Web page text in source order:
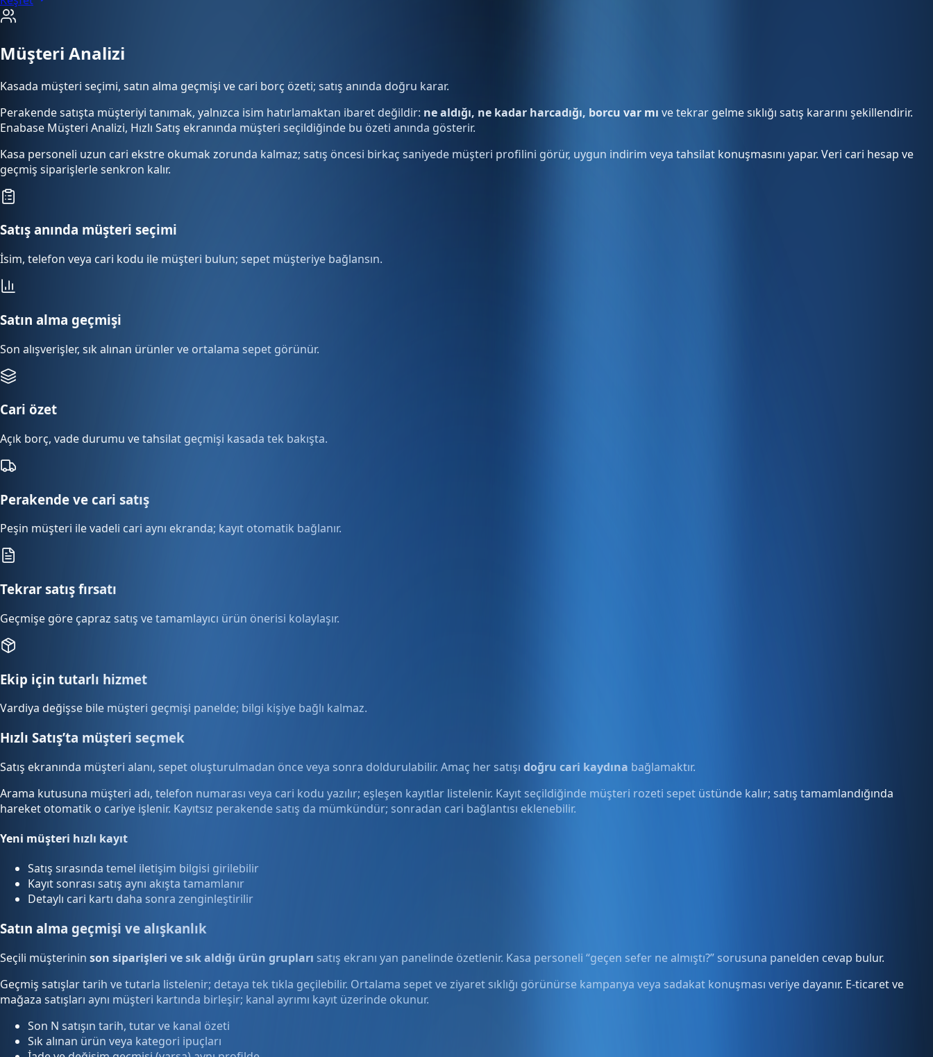
Müşteri Analizi
Kasada müşteri seçimi, satın alma geçmişi ve cari borç özeti; satış anında doğru karar.
Perakende satışta müşteriyi tanımak, yalnızca isim hatırlamaktan ibaret değildir: ne aldığı, ne kadar harcadığı, borcu var mı ve tekrar gelme sıklığı satış kararını şekillendirir.
Enabase Müşteri Analizi, Hızlı Satış ekranında müşteri seçildiğinde bu özeti anında gösterir.
Kasa personeli uzun cari ekstre okumak zorunda kalmaz; satış öncesi birkaç saniyede müşteri profilini görür, uygun indirim veya tahsilat konuşmasını yapar. Veri cari hesap ve
geçmiş siparişlerle senkron kalır.
Satış anında müşteri seçimi
İsim, telefon veya cari kodu ile müşteri bulun; sepet müşteriye bağlansın.
Satın alma geçmişi
Son alışverişler, sık alınan ürünler ve ortalama sepet görünür.
Cari özet
Açık borç, vade durumu ve tahsilat geçmişi kasada tek bakışta.
Perakende ve cari satış
Peşin müşteri ile vadeli cari aynı ekranda; kayıt otomatik bağlanır.
Tekrar satış fırsatı
Geçmişe göre çapraz satış ve tamamlayıcı ürün önerisi kolaylaşır.
Ekip için tutarlı hizmet
Vardiya değişse bile müşteri geçmişi panelde; bilgi kişiye bağlı kalmaz.
Hızlı Satış’ta müşteri seçmek
Satış ekranında müşteri alanı, sepet oluşturulmadan önce veya sonra doldurulabilir. Amaç her satışı doğru cari kaydına bağlamaktır.
Arama kutusuna müşteri adı, telefon numarası veya cari kodu yazılır; eşleşen kayıtlar listelenir. Kayıt seçildiğinde müşteri rozeti sepet üstünde kalır; satış tamamlandığında
hareket otomatik o cariye işlenir. Kayıtsız perakende satış da mümkündür; sonradan cari bağlantısı eklenebilir.
Yeni müşteri hızlı kayıt
Satış sırasında temel iletişim bilgisi girilebilir
Kayıt sonrası satış aynı akışta tamamlanır
Detaylı cari kartı daha sonra zenginleştirilir
Satın alma geçmişi ve alışkanlık
Seçili müşterinin son siparişleri ve sık aldığı ürün grupları satış ekranı yan panelinde özetlenir. Kasa personeli “geçen sefer ne almıştı?” sorusuna panelden cevap bulur.
Geçmiş satışlar tarih ve tutarla listelenir; detaya tek tıkla geçilebilir. Ortalama sepet ve ziyaret sıklığı görünürse kampanya veya sadakat konuşması veriye dayanır. E-ticaret ve
mağaza satışları aynı müşteri kartında birleşir; kanal ayrımı kayıt üzerinde okunur.
Son N satışın tarih, tutar ve kanal özeti
Sık alınan ürün veya kategori ipuçları